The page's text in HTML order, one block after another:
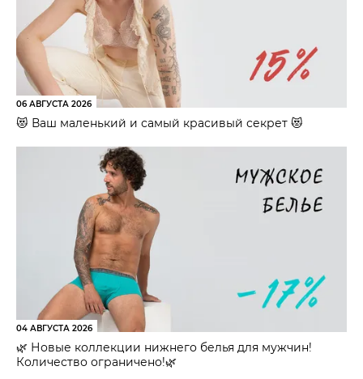
06 АВГУСТА 2026
😻 Ваш маленький и самый красивый секрет 😻
04 АВГУСТА 2026
🌿 Новые коллекции нижнего белья для мужчин!
Количество ограничено!🌿